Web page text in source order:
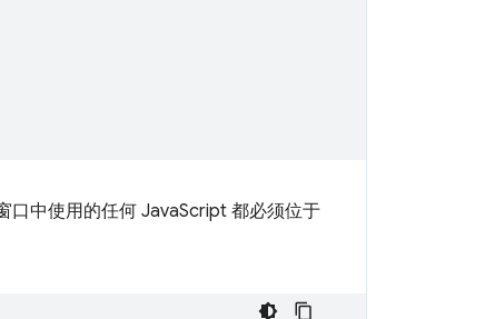
口中使用的任何 JavaScript 都必须位于